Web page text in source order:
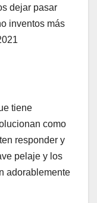
dejar pasar
inventos más
tiene
como
responder y
pelaje y los
adorablemente